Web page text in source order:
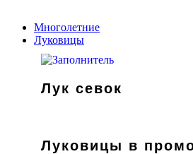
Многолетние
Луковицы
Лук севок
Луковицы в